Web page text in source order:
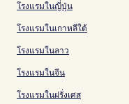
โรงแรมในญี่ปุ่น
โรงแรมในเกาหลีใต้
โรงแรมในลาว
โรงแรมในจีน
โรงแรมในฝรั่งเศส